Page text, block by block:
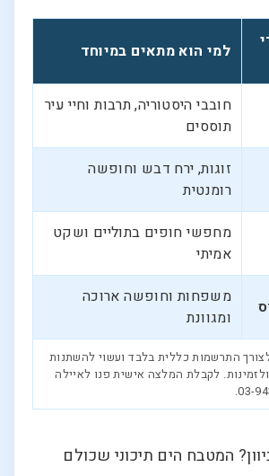
למי הוא מתאים במיוחד
חובבי היסטוריה, תרבות וחיי עיר
תוססים
זוגות, ירח דבש וחופשה
רומנטית
מחפשי חופים בתוליים ושקט
אמיתי
משפחות וחופשה ארוכה
ומגוונת
התרשמות כללית בלבד ועשוי להשתנות
לקבלת המלצה אישית פנו לאיילה
המטבח הים תיכוני שכולם